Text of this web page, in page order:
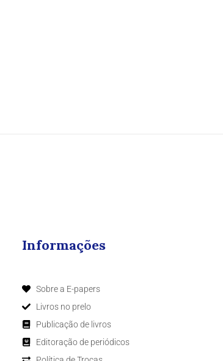
Informações
Sobre a E-papers
Livros no prelo
Publicação de livros
Editoração de periódicos